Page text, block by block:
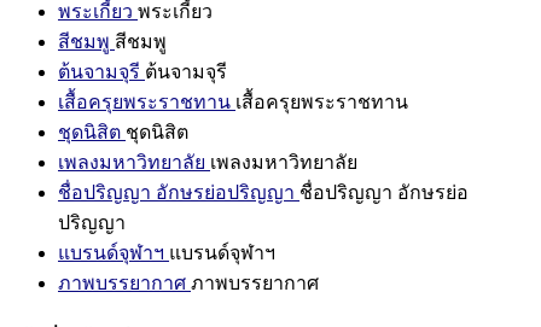
พระเกี้ยว พระเกี้ยว
สีชมพู สีชมพู
ต้นจามจุรี ต้นจามจุรี
เสื้อครุยพระราชทาน เสื้อครุยพระราชทาน
ชุดนิสิต ชุดนิสิต
เพลงมหาวิทยาลัย เพลงมหาวิทยาลัย
ชื่อปริญญา อักษรย่อปริญญา ชื่อปริญญา อักษรย่อ
ปริญญา
แบรนด์จุฬาฯ แบรนด์จุฬาฯ
ภาพบรรยากาศ ภาพบรรยากาศ